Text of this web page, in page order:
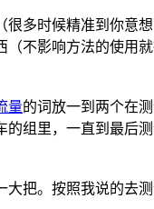
多时候精准到你意
不影响方法的使用
量的词放一到两个在
组里，一直到最后
大把。按照我说的去